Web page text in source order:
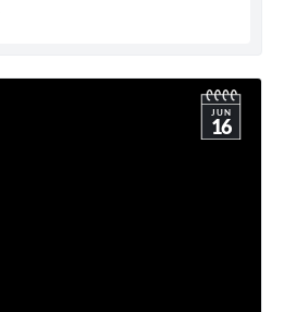
JUN
16